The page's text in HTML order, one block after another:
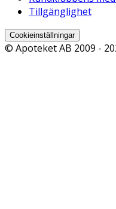
Tillgänglighet
Cookieinställningar
© Apoteket AB 2009 -